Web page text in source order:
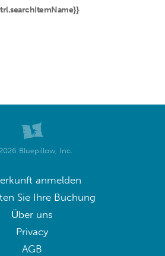
Bluepillow, Inc.
anmelden
Sie Ihre Buchung
Über uns
Privacy
AGB